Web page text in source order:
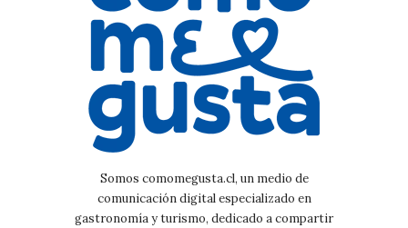
Somos comomegusta.cl, un medio de
comunicación digital especializado en
gastronomía y turismo, dedicado a compartir